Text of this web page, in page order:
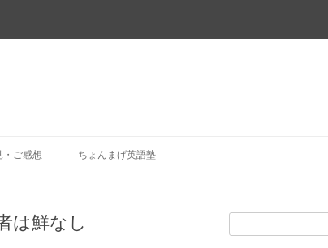
キ
ッ
・ご感想 ちょんまげ英語塾
は鮮なし